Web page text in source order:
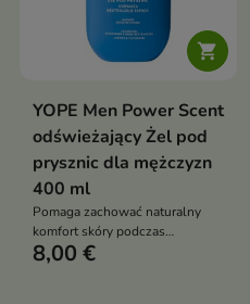

YOPE Men Power Scent
odświeżający Żel pod
prysznic dla mężczyzn
400 ml
Pomaga zachować naturalny
komfort skóry podczas
codziennego mycia.
8,00 €